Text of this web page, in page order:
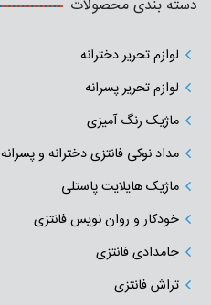
دسته بندی محصولات
لوازم تحریر دخترانه
لوازم تحریر پسرانه
ماژیک رنگ آمیزی
مداد نوکی فانتزی دخترانه و پسرانه
ماژیک هایلایت پاستلی
خودکار و روان نویس فانتزی
جامدادی‌ فانتزی
تراش فانتزی